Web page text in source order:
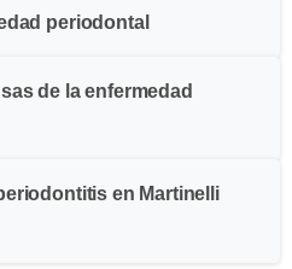
periodontal
de la enfermedad
en Martinelli